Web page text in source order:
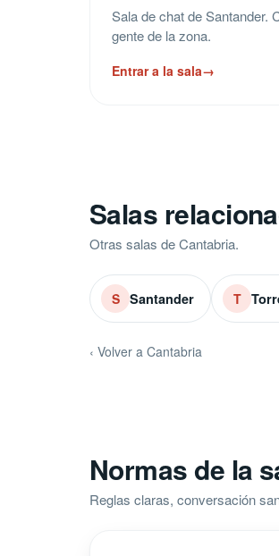
Sala de chat de Santander.
gente de la zona.
Entrar a la sala→
Salas
Otras salas de Cantabria.
S Santander T
‹ Volver a Cantabria
Normas de la
Reglas claras, conversación